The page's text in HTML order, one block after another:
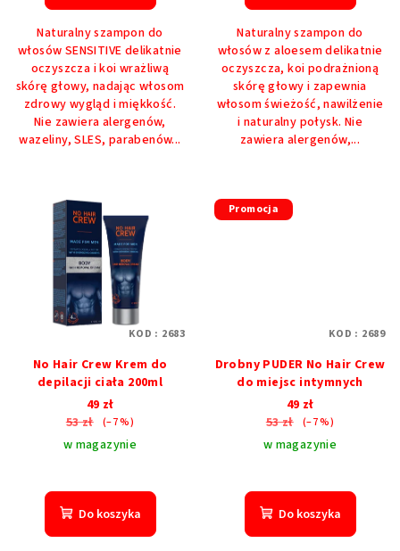
Naturalny szampon do
włosów SENSITIVE delikatnie
oczyszcza i koi wrażliwą
skórę głowy, nadając włosom
zdrowy wygląd i miękkość.
Nie zawiera alergenów,
wazeliny, SLES, parabenów...
Naturalny szampon do
włosów z aloesem delikatnie
oczyszcza, koi podrażnioną
skórę głowy i zapewnia
włosom świeżość, nawilżenie
i naturalny połysk. Nie
zawiera alergenów,...
No Hair Crew Krem do
depilacji ciała 200ml
49 zł
53 zł
(–7 %)
w magazynie
ocena
produktu
wynosi
Do koszyka
KOD : 2683
Promocja
Drobny PUDER No Hair Crew
do miejsc intymnych
49 zł
53 zł
(–7 %)
w magazynie
Do koszyka
KOD : 2689